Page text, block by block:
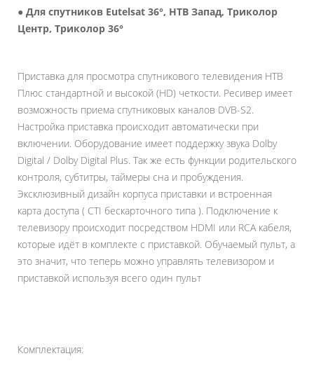
● Для спутников Eutelsat 36°, НТВ Запад, Триколор
Центр, Триколор 36°
Приставка для просмотра спутникового телевидения НТВ
Плюс стандартной и высокой (HD) четкости. Ресивер имеет
возможность приема спутниковых каналов DVB-S2.
Настройка приставка происходит автоматически при
включении. Оборудование имеет поддержку звука Dolby
Digital / Dolby Digital Plus. Так же есть функции родительского
контроля, субтитры, таймеры сна и пробуждения.
Эксклюзивный дизайн корпуса приставки и встроенная
карта доступа ( CTI бескарточного типа ). Подключение к
телевизору происходит посредством HDMI или RCA кабеля,
которые идёт в комплекте с приставкой. Обучаемый пульт, а
это значит, что теперь можно управлять телевизором и
приставкой используя всего один пульт
Комплектация: